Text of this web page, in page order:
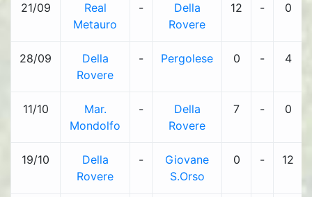
21/09
Real
Metauro
-
Della
Rovere
12 - 0
28/09
Della
Rovere
- Pergolese 0 - 4
11/10
Mar.
Mondolfo
-
Della
Rovere
7 - 0
19/10
Della
Rovere
-
Giovane
S.Orso
0 - 12